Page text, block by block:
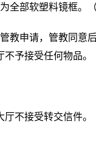
全部软塑料镜框
教申请，管教同意
予接受任何物品。
不接受转交信件。